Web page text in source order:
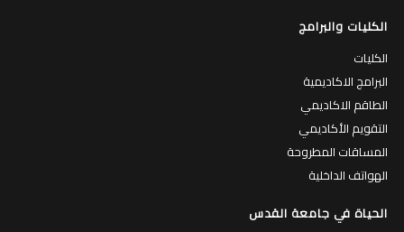
الكليات والبرامج
الكليات
البرامج الاكاديمية
الطاقم الاكاديمي
التقويم الأكاديمي
المساقات المطروحة
الهواتف الداخلية
الحياة في جامعة القدس